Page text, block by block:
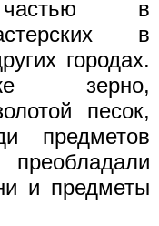
частью в
в
городах.
зерно,
песок,
и предметы